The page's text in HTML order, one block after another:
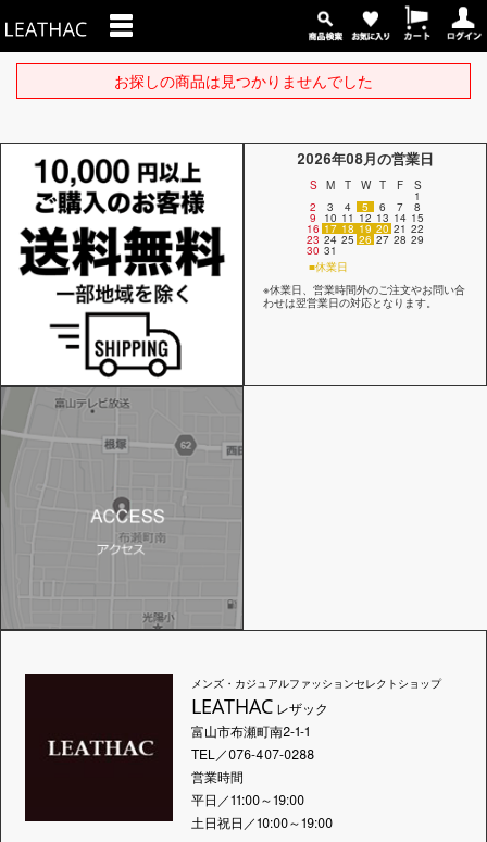
お探しの商品は見つかりませんでした
2026年08月の営業日
S M T W T F S
1
2 3 4 5 6 7 8
9 10 11 12 13 14 15
16 17 18 19 20 21 22
23 24 25 26 27 28 29
30 31
■休業日
※休業日、営業時間外のご注文やお問い合
わせは翌営業日の対応となります。
メンズ・カジュアルファッションセレクトショップ
LEATHACレザック
富山市布瀬町南2-1-1
TEL／076-407-0288
営業時間
平日／11:00～19:00
土日祝日／10:00～19:00